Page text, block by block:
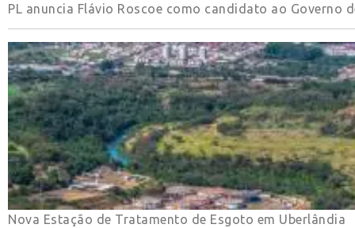
PL anuncia Flávio Roscoe como candidato ao Governo
Nova Estação de Tratamento de Esgoto em Uberlândia